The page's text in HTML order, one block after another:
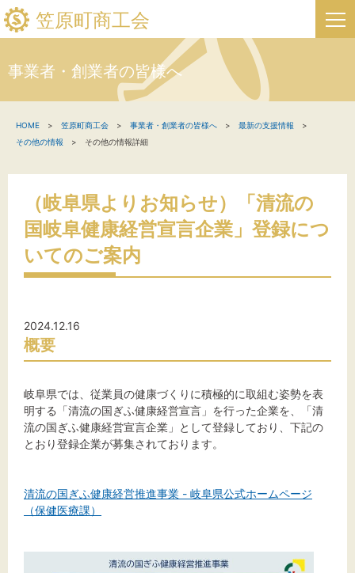
笠原町商工会
新着情報
関係機関の方へ
笠原町商工会について
文字サイズ
標準 拡大
背景色
事業者・創業者の皆様へ
HOME 笠原町商工会 事業者・創業者の皆様へ
最新の支援情報
その他の情報
その他の情報詳細
（岐阜県よりお知らせ）「清流の
国岐阜健康経営宣言企業」登録につ
いてのご案内
2024.12.16
概要
岐阜県では、従業員の健康づくりに積極的に取組む姿勢を表
明する「清流の国ぎふ健康経営宣言」を行った企業を、「清
流の国ぎふ健康経営宣言企業」として登録しており、下記の
とおり登録企業が募集されております。
清流の国ぎふ健康経営推進事業 - 岐阜県公式ホームページ
（保健医療課）